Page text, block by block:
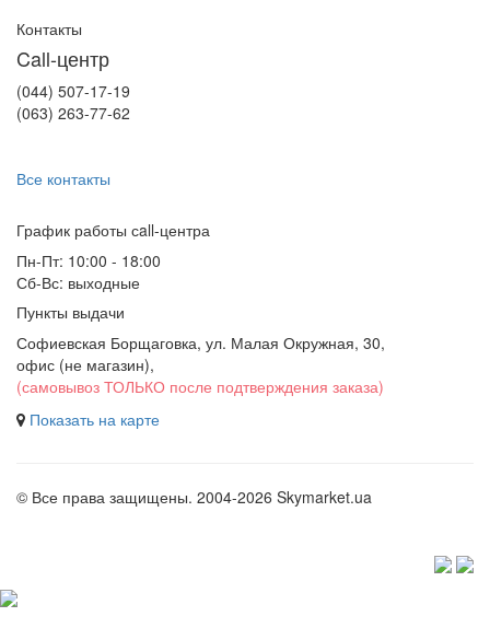
Контакты
Call-центр
(044) 507-17-19
(063) 263-77-62
Все контакты
График работы сall-центра
Пн-Пт: 10:00 - 18:00
Сб-Вс: выходные
Пункты выдачи
Софиевская Борщаговка, ул. Малая Окружная, 30,
офис (не магазин),
(самовывоз ТОЛЬКО после подтверждения заказа)
Показать на карте
© Все права защищены. 2004-2026 Skymarket.ua